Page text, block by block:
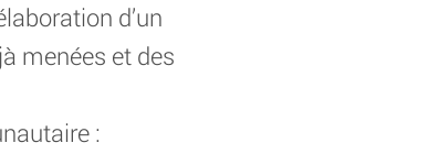
d’un
menées et des
: